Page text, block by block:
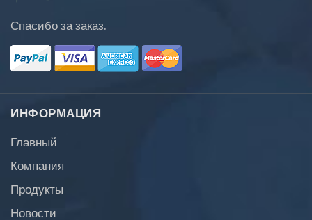
Спасибо за заказ.
ИНФОРМАЦИЯ
Главный
Компания
Продукты
Новости